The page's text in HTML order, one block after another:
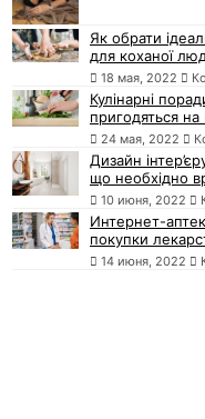
Як обрати
для коханої
18 мая, 2022
Кулінарні
пригодяться на
24 мая, 2022
Дизайн
що необхідно
10 июня, 2022
Интернет-
покупки
14 июня, 2022